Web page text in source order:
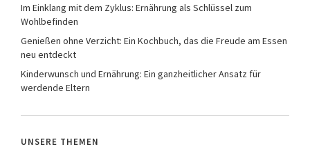
Im Einklang mit dem Zyklus: Ernährung als Schlüssel zum
Wohlbefinden
Genießen ohne Verzicht: Ein Kochbuch, das die Freude am Essen
neu entdeckt
Kinderwunsch und Ernährung: Ein ganzheitlicher Ansatz für
werdende Eltern
UNSERE THEMEN